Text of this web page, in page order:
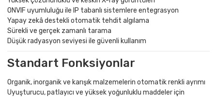
ONVIF uyumluluğu ile IP tabanlı sistemlere entegrasyon
Yapay zekâ destekli otomatik tehdit algılama
Sürekli ve gerçek zamanlı tarama
Düşük radyasyon seviyesi ile güvenli kullanım
Standart Fonksiyonlar
Organik, inorganik ve karışık malzemelerin otomatik renkli ayrımı
Uyuşturucu, patlayıcı ve yüksek yoğunluklu maddeler için